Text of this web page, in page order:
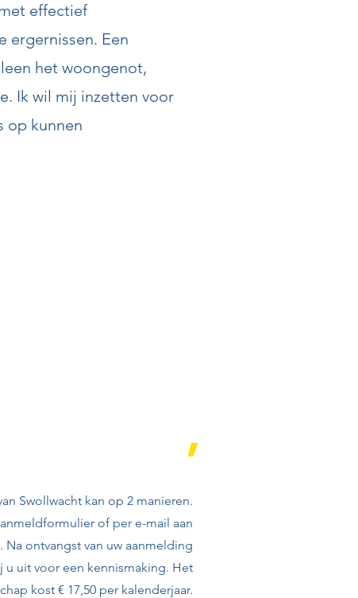
effectief
ergernissen. Een
het woongenot,
Ik wil mij inzetten voor
op kunnen
,
Swollwacht kan op 2 manieren.
of per e-mail aan
. Na ontvangst van uw aanmelding
u uit voor een kennismaking. Het
kost € 17,50 per kalenderjaar.